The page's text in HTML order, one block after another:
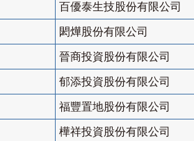
百優泰生技股份有限公司
閎燁股份有限公司
晉商投資股份有限公司
郁添投資股份有限公司
福豐置地股份有限公司
樺祥投資股份有限公司